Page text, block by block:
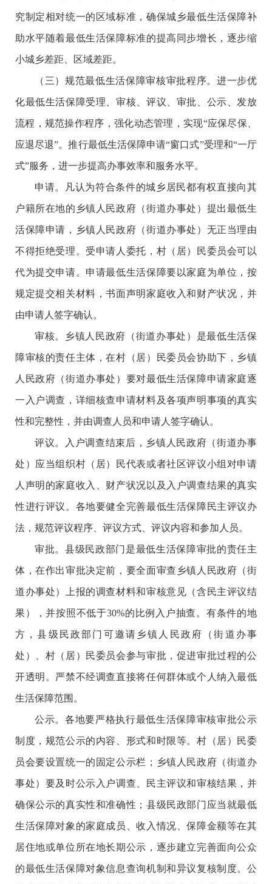
究制定相对统一的区域标准，确保城乡最低生活保障补
助水平随着最低生活保障标准的提高同步增长，逐步缩
小城乡差距、区域差距。
（三）规范最低生活保障审核审批程序。进一步优
化最低生活保障受理、审核、评议、审批、公示、发放
流程，规范操作程序，强化动态管理，实现“应保尽保、
应退尽退”。推行最低生活保障申请“窗口式”受理和“一厅
式”服务，进一步提高办事效率和服务水平。
申请。凡认为符合条件的城乡居民都有权直接向其
户籍所在地的乡镇人民政府（街道办事处）提出最低生
活保障申请，乡镇人民政府（街道办事处）无正当理由
不得拒绝受理。受申请人委托，村（居）民委员会可以
代为提交申请。申请最低生活保障要以家庭为单位，按
规定提交相关材料，书面声明家庭收入和财产状况，并
由申请人签字确认。
审核。乡镇人民政府（街道办事处）是最低生活保
障审核的责任主体，在村（居）民委员会协助下，乡镇
人民政府（街道办事处）要对最低生活保障申请家庭逐
一入户调查，详细核查申请材料及各项声明事项的真实
性和完整性，并由调查人员和申请人签字确认。
评议。入户调查结束后，乡镇人民政府（街道办事
处）应当组织村（居）民代表或者社区评议小组对申请
人声明的家庭收入、财产状况以及入户调查结果的真实
性进行评议。各地要健全完善最低生活保障民主评议办
法，规范评议程序、评议方式、评议内容和参加人员。
审批。县级民政部门是最低生活保障审批的责任主
体，在作出审批决定前，要全面审查乡镇人民政府（街
道办事处）上报的调查材料和审核意见（含民主评议结
果），并按照不低于30%的比例入户抽查。有条件的地
方，县级民政部门可邀请乡镇人民政府（街道办事
处）、村（居）民委员会参与审批，促进审批过程的公
开透明。严禁不经调查直接将任何群体或个人纳入最低
生活保障范围。
公示。各地要严格执行最低生活保障审核审批公示
制度，规范公示的内容、形式和时限等。村（居）民委
员会要设置统一的固定公示栏；乡镇人民政府（街道办
事处）要及时公示入户调查、民主评议和审核结果，并
确保公示的真实性和准确性；县级民政部门应当就最低
生活保障对象的家庭成员、收入情况、保障金额等在其
居住地或单位所在地长期公示，逐步建立完善面向公众
的最低生活保障对象信息查询机制和异议复核制度。公